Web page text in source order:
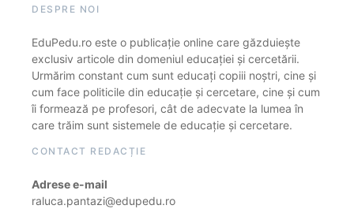
DESPRE NOI
EduPedu.ro este o publicație online care găzduiește
exclusiv articole din domeniul educației și cercetării.
Urmărim constant cum sunt educați copiii noștri, cine și
cum face politicile din educație și cercetare, cine și cum
îi formează pe profesori, cât de adecvate la lumea în
care trăim sunt sistemele de educație și cercetare.
CONTACT REDACȚIE
Adrese e-mail
raluca.pantazi@edupedu.ro